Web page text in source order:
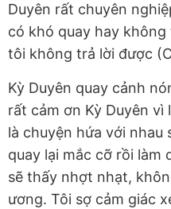
Duyên rất chuyên
có khó quay hay
tôi không trả lời được
Kỳ Duyên quay cảnh
rất cảm ơn Kỳ Duyên
là chuyện hứa với nhau
quay lại mắc cỡ rồi làm
sẽ thấy nhợt nhạt,
ương. Tôi sợ cảm giác